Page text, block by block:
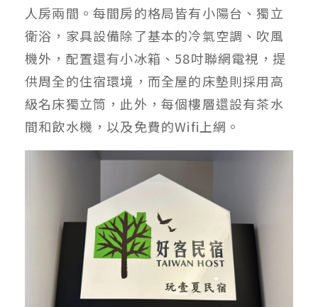
人房兩間。每間房的格局皆有小陽台、獨立
衛浴，家具設備除了基本的冷氣空調、吹風
機外，配置還有小冰箱、58吋聯網電視，提
供周全的住宿環境，而全屋的床墊則採用高
級名床獨立筒，此外，每個樓層還設有茶水
間和飲水機，以及免費的Wifi上網。